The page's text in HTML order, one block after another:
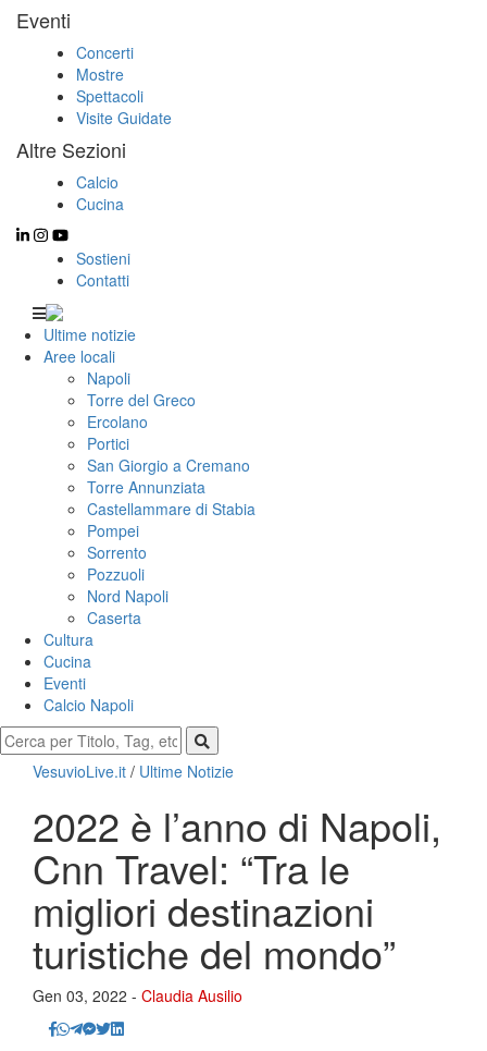
Eventi
Concerti
Mostre
Spettacoli
Visite Guidate
Altre Sezioni
Calcio
Cucina
Sostieni
Contatti
Ultime notizie
Aree locali
Napoli
Torre del Greco
Ercolano
Portici
San Giorgio a Cremano
Torre Annunziata
Castellammare di Stabia
Pompei
Sorrento
Pozzuoli
Nord Napoli
Caserta
Cultura
Cucina
Eventi
Calcio Napoli
VesuvioLive.it / Ultime Notizie
2022 è l’anno di Napoli,
Cnn Travel: “Tra le
migliori destinazioni
turistiche del mondo”
Gen 03, 2022 - Claudia Ausilio